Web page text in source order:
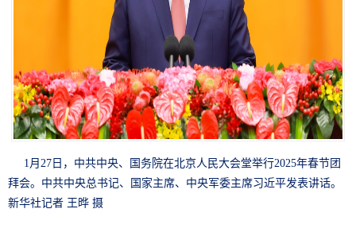
1月27日，中共中央、国务院在北京人民大会堂举行2025年春节团
拜会。中共中央总书记、国家主席、中央军委主席习近平发表讲话。
新华社记者 王晔 摄